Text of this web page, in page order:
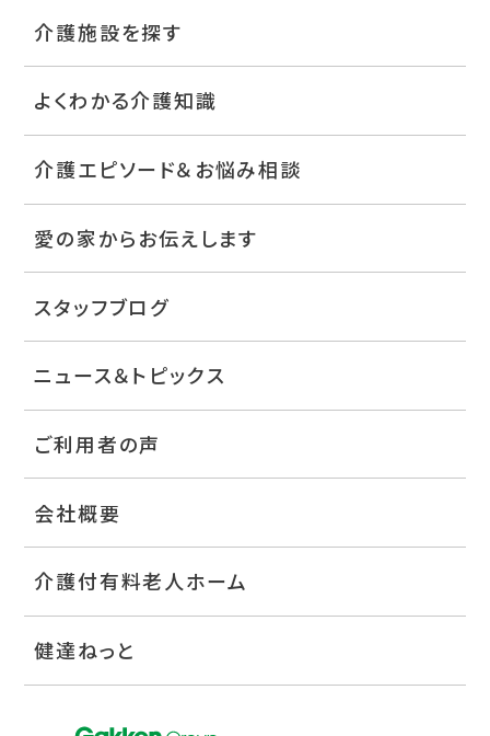
介護施設を探す
よくわかる介護知識
介護エピソード＆お悩み相談
愛の家からお伝えします
スタッフブログ
ニュース＆トピックス
ご利用者の声
会社概要
介護付有料老人ホーム
健達ねっと